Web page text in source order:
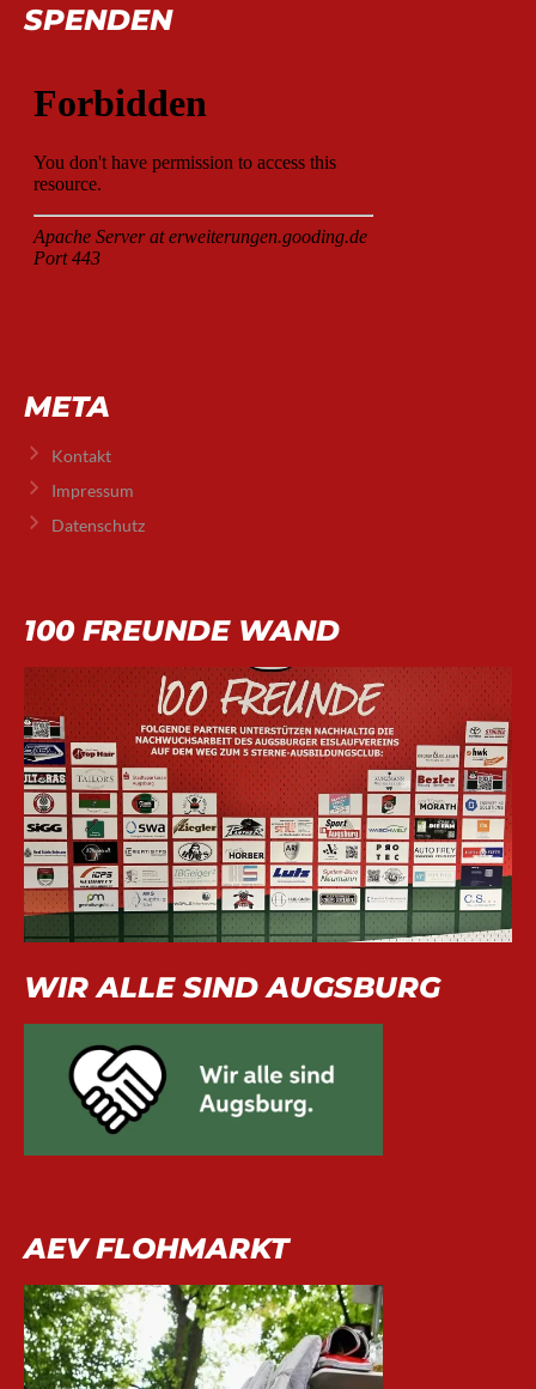
SPENDEN
META
Kontakt
Impressum
Datenschutz
100 FREUNDE WAND
WIR ALLE SIND AUGSBURG
AEV FLOHMARKT